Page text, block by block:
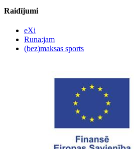
Raidījumi
eXi
Runa:jam
(bez)maksas sports